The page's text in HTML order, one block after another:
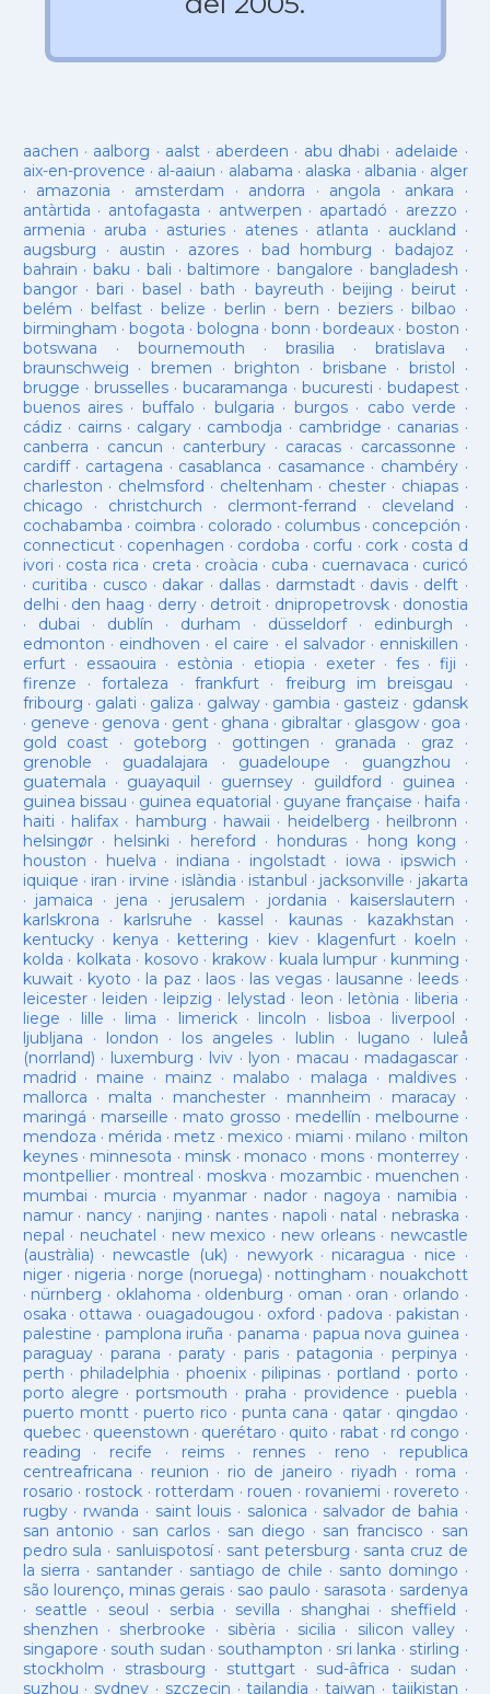
aachen · aalborg · aalst · aberdeen · abu dhabi · adelaide ·
aix-en-provence · al-aaiun · alabama · alaska · albania · alger
· amazonia · amsterdam · andorra · angola · ankara ·
antàrtida · antofagasta · antwerpen · apartadó · arezzo ·
armenia · aruba · asturies· atenes· atlanta · auckland ·
augsburg · austin · azores·bad homburg ·badajoz ·
bahrain ·baku · bali ·baltimore ·bangalore · bangladesh ·
bangor· bari ·basel ·bath · bayreuth ·beijing ·beirut ·
belém · belfast· belize · berlin ·bern ·beziers ·bilbao ·
birmingham · bogota · bologna ·bonn ·bordeaux ·boston ·
botswana · bournemouth ·brasilia ·bratislava ·
braunschweig · bremen ·brighton · brisbane · bristol ·
brugge · brusselles· bucaramanga · bucuresti · budapest·
buenos aires· buffalo · bulgaria · burgos· cabo verde ·
cádiz · cairns· calgary · cambodja · cambridge · canarias·
canberra · cancun · canterbury · caracas · carcassonne ·
cardiff· cartagena · casablanca · casamance · chambéry·
charleston · chelmsford · cheltenham · chester· chiapas ·
chicago · christchurch · clermont-ferrand · cleveland ·
cochabamba · coimbra · colorado · columbus· concepción ·
connecticut· copenhagen · cordoba · corfu · cork · costa d
ivori · costa rica · creta · croàcia · cuba · cuernavaca · curicó
· curitiba · cusco · dakar · dallas · darmstadt· davis · delft ·
delhi · den haag · derry· detroit· dnipropetrovsk· donostia
· dubai · dublín · durham · düsseldorf· edinburgh ·
edmonton · eindhoven · el caire · el salvador · enniskillen ·
erfurt· essaouira · estònia · etiopia · exeter· fes· fiji ·
firenze ·fortaleza · frankfurt· freiburg im breisgau ·
fribourg · galati · galiza · galway· gambia · gasteiz · gdansk
· geneve · genova · gent· ghana · gibraltar· glasgow· goa ·
gold coast · goteborg · gottingen · granada · graz ·
grenoble · guadalajara · guadeloupe · guangzhou ·
guatemala · guayaquil · guernsey· guildford · guinea ·
guinea bissau · guinea equatorial · guyane française · haifa ·
haiti · halifax · hamburg · hawaii · heidelberg · heilbronn ·
helsingør· helsinki · hereford · honduras· hong kong ·
houston · huelva · indiana · ingolstadt· iowa · ipswich ·
iquique · iran · irvine · islàndia · istanbul · jacksonville · jakarta
· jamaica · jena · jerusalem · jordania · kaiserslautern ·
karlskrona · karlsruhe · kassel · kaunas· kazakhstan ·
kentucky· kenya · kettering · kiev· klagenfurt · koeln ·
kolda · kolkata · kosovo · krakow· kuala lumpur · kunming ·
kuwait· kyoto · la paz · laos· las vegas· lausanne · leeds ·
leicester· leiden · leipzig · lelystad · leon · letònia · liberia ·
liege · lille · lima · limerick· lincoln · lisboa · liverpool ·
ljubljana · london · los angeles· lublin · lugano · luleå
(norrland) · luxemburg · lviv · lyon · macau · madagascar·
madrid · maine · mainz · malabo · malaga · maldives·
mallorca · malta · manchester· mannheim · maracay·
maringá · marseille · mato grosso · medellín · melbourne ·
mendoza · mérida · metz · mexico · miami · milano · milton
keynes· minnesota · minsk · monaco · mons · monterrey ·
montpellier· montreal · moskva · mozambic· muenchen ·
mumbai · murcia · myanmar· nador · nagoya · namibia ·
namur· nancy · nanjing · nantes · napoli · natal · nebraska ·
nepal · neuchatel · new mexico · new orleans· newcastle
(austràlia) · newcastle (uk) · newyork· nicaragua · nice ·
niger· nigeria · norge (noruega) · nottingham · nouakchott
· nürnberg · oklahoma · oldenburg · oman · oran · orlando ·
osaka · ottawa · ouagadougou · oxford ·padova ·pakistan ·
palestine · pamplona iruña · panama · papua nova guinea ·
paraguay· parana ·paraty · paris·patagonia · perpinya ·
perth ·philadelphia · phoenix·pilipinas ·portland · porto ·
porto alegre ·portsmouth ·praha · providence ·puebla ·
puerto montt· puerto rico ·punta cana · qatar · qingdao ·
quebec· queenstown · querétaro · quito · rabat · rd congo ·
reading · recife · reims· rennes · reno · republica
centreafricana · reunion · rio de janeiro · riyadh · roma ·
rosario · rostock · rotterdam · rouen · rovaniemi · rovereto ·
rugby· rwanda · saint louis · salonica · salvador de bahia ·
san antonio · san carlos· san diego · san francisco · san
pedro sula · sanluispotosí· sant petersburg · santa cruz de
la sierra · santander · santiago de chile · santo domingo ·
são lourenço, minas gerais · sao paulo · sarasota · sardenya
· seattle · seoul · serbia · sevilla · shanghai · sheffield ·
shenzhen · sherbrooke · sibèria · sicilia · silicon valley ·
singapore · south sudan · southampton · sri lanka · stirling ·
stockholm · strasbourg · stuttgart· sud-âfrica · sudan ·
suzhou · sydney · szczecin ·tailandia ·taiwan · tajikistan ·